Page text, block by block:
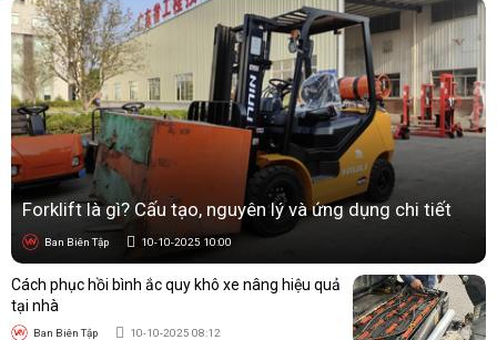
Forklift là gì? Cấu tạo, nguyên lý và ứng dụng chi tiết
Ban Biên Tập 10-10-2025 10:00
Cách phục hồi bình ắc quy khô xe nâng hiệu quả
tại nhà
Ban Biên Tập 10-10-2025 08:12